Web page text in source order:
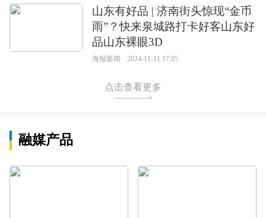
山东有好品 | 济南街头惊现“金币
雨”？快来泉城路打卡好客山东好
品山东裸眼3D
海报新闻 2024-11-11 17:05
点击查看更多
融媒产品